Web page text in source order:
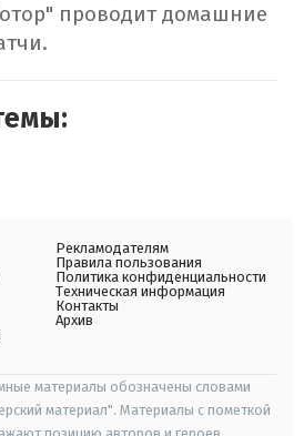
проводит домашние
Рекламодателям
Правила пользования
Политика конфиденциальности
Техническая информация
Контакты
Архив
материалы обозначены словами
материал". Материалы с пометкой